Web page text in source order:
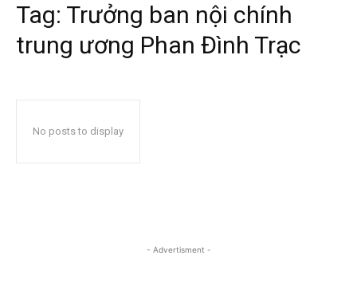
Tag: Trưởng ban nội chính
trung ương Phan Đình Trạc
No posts to display
- Advertisment -